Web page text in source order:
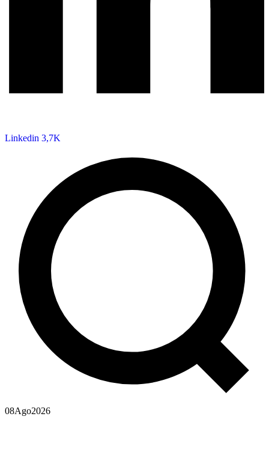
Linkedin 3,7K
08Ago2026